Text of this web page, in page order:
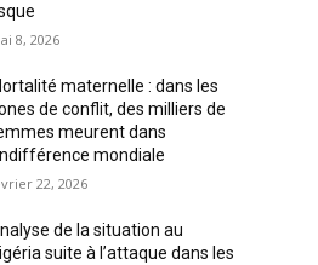
8, 2026
maternelle : dans les
de conflit, des milliers de
meurent dans
mondiale
22, 2026
de la situation au
suite à l’attaque dans les